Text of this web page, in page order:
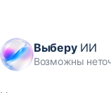
ВыберуИИ
Возможны